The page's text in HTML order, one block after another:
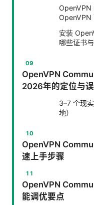
OpenVPN
OpenVPN
安装
哪些证书
OpenVPN
2026年的定位与
3–7 个现
地）
OpenVPN
速上手步骤
OpenVPN
能调优要点